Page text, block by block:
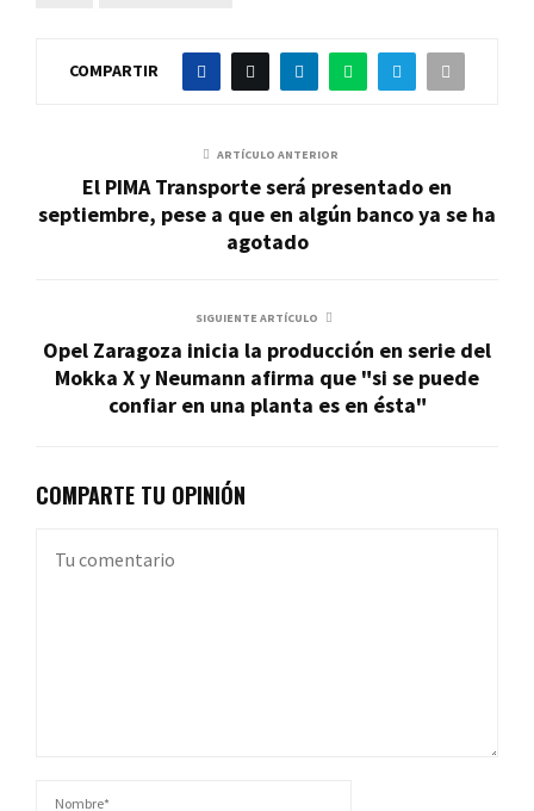
COMPARTIR
ARTÍCULO ANTERIOR
El PIMA Transporte será presentado en
septiembre, pese a que en algún banco ya se ha
agotado
SIGUIENTE ARTÍCULO
Opel Zaragoza inicia la producción en serie del
Mokka X y Neumann afirma que "si se puede
confiar en una planta es en ésta"
COMPARTE TU OPINIÓN